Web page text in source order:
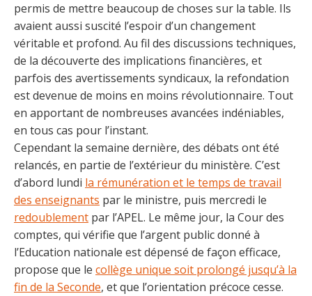
permis de mettre beaucoup de choses sur la table. Ils
avaient aussi suscité l’espoir d’un changement
véritable et profond. Au fil des discussions techniques,
de la découverte des implications financières, et
parfois des avertissements syndicaux, la refondation
est devenue de moins en moins révolutionnaire. Tout
en apportant de nombreuses avancées indéniables,
en tous cas pour l’instant.
Cependant la semaine dernière, des débats ont été
relancés, en partie de l’extérieur du ministère. C’est
d’abord lundi la rémunération et le temps de travail
des enseignants par le ministre, puis mercredi le
redoublement par l’APEL. Le même jour, la Cour des
comptes, qui vérifie que l’argent public donné à
l’Education nationale est dépensé de façon efficace,
propose que le collège unique soit prolongé jusqu’à la
fin de la Seconde, et que l’orientation précoce cesse.